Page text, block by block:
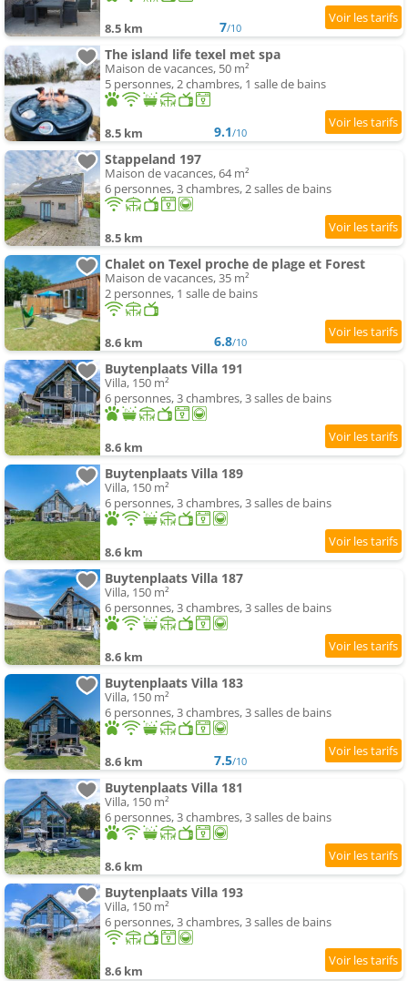
8.5 km 7/10
The island life texel met spa
Maison de vacances, 50 m²
5 personnes, 2 chambres, 1 salle de bains
8.5 km 9.1/10
Stappeland 197
Maison de vacances, 64 m²
6 personnes, 3 chambres, 2 salles de bains
8.5 km
Chalet on Texel proche de plage et Forest
Maison de vacances, 35 m²
2 personnes, 1 salle de bains
8.6 km 6.8/10
Buytenplaats Villa 191
Villa, 150 m²
6 personnes, 3 chambres, 3 salles de bains
8.6 km
Buytenplaats Villa 189
Villa, 150 m²
6 personnes, 3 chambres, 3 salles de bains
8.6 km
Buytenplaats Villa 187
Villa, 150 m²
6 personnes, 3 chambres, 3 salles de bains
8.6 km
Buytenplaats Villa 183
Villa, 150 m²
6 personnes, 3 chambres, 3 salles de bains
8.6 km 7.5/10
Buytenplaats Villa 181
Villa, 150 m²
6 personnes, 3 chambres, 3 salles de bains
8.6 km
Buytenplaats Villa 193
Villa, 150 m²
6 personnes, 3 chambres, 3 salles de bains
8.6 km